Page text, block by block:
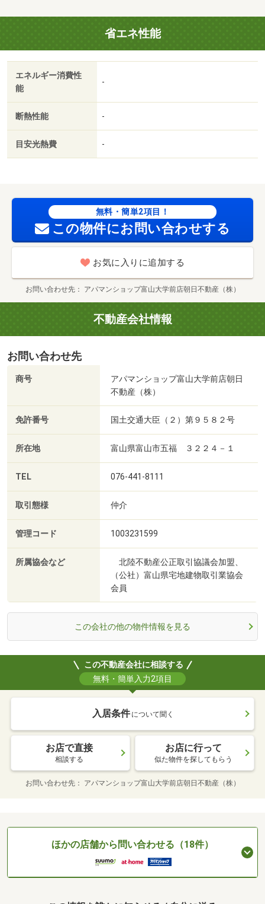
ローリング／シャワー付洗面台／ＴＶインターホン／浴室
乾燥機／室内洗濯置／シューズボックス／システムキッチ
ン／追焚機能浴室／温水洗浄便座／洗面所独立／洗面化粧
台／駐輪場／宅配ボックス／ＣＡＴＶ／即入居可／敷金不
要／対面式キッチン／ペット相談／照明付／全居室洋室／
保証人不要／２沿線利用可／ネット使用料不要／床下収納
／２駅利用可／駅徒歩１０分以内／築５年以内／ＬＤＫ１
２畳以上／都市ガス／室内物干機／保証会社利用可／ＩＴ
重説 対応物件／バロー窪新店（スーパー）まで１４４ｍ
まで５６２ｍ／奥田中学校（中学校）まで６１０ｍ／マル
シン富山店（スーパー）まで６８１ｍ/賃貸戸数:9戸
省エネ性能
エネルギー消費性
能
-
断熱性能 -
目安光熱費 -
無料・簡単2項目！
この物件にお問い合わせする
お気に入りに追加する
お問い合わせ先 アパマンショップ富山大学前店朝日不動産（株）
不動産会社情報
お問い合わせ先
商号
アパマンショップ富山大学前店朝日
不動産（株）
免許番号 国土交通大臣（２）第９５８２号
所在地 富山県富山市五福 ３２２４－１
TEL 076-441-8111
取引態様 仲介
管理コード 1003231599
所属協会など
北陸不動産公正取引協議会加盟、
（公社）富山県宅地建物取引業協会
会員
この会社の他の物件情報を見る
この不動産会社に相談する
無料・簡単入力2項目
入居条件 について聞く
お店で直接
相談する
お店に行って
似た物件を探してもらう
お問い合わせ先 アパマンショップ富山大学前店朝日不動産（株）
ほかの店舗から問い合わせる（18件）